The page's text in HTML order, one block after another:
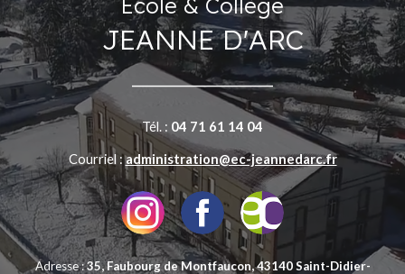
École &Collège
JEANNE D'ARC
__________________________
Tél. : 04 71 61 14 04
Courriel :administration@ec-jeannedarc.fr
Adresse :35, Faubourg de Montfaucon,43140 Saint-Didier-